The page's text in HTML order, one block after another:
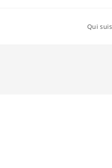
Qui